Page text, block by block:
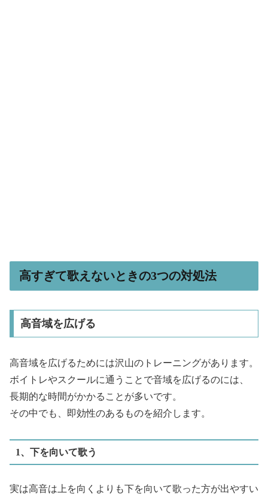
高すぎて歌えないときの3つの対処法
高音域を広げる
高音域を広げるためには沢山のトレーニングがあります。
ボイトレやスクールに通うことで音域を広げるのには、
長期的な時間がかかることが多いです。
その中でも、即効性のあるものを紹介します。
1、下を向いて歌う
実は高音は上を向くよりも下を向いて歌った方が出やすい